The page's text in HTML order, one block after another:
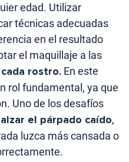
edad. Utilizar
técnicas adecuadas
en el resultado
el maquillaje a las
rostro. En este
rol fundamental, ya que
Uno de los desafíos
el párpado caído,
luzca más cansada o